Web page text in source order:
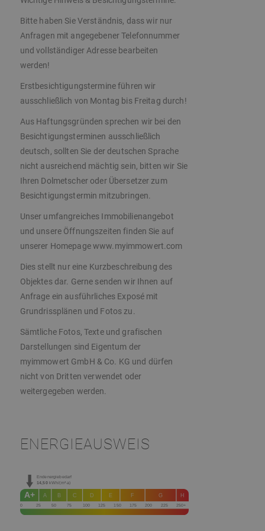
Bitte haben Sie Verständnis, dass wir nur
Anfragen mit angegebener Telefonnummer
und vollständiger Adresse bearbeiten
werden!
Erstbesichtigungstermine führen wir
ausschließlich von Montag bis Freitag durch!
Aus Haftungsgründen sprechen wir bei den
Besichtigungsterminen ausschließlich
deutsch, sollten Sie der deutschen Sprache
nicht ausreichend mächtig sein, bitten wir Sie
Ihren Dolmetscher oder Übersetzer zum
Besichtigungstermin mitzubringen.
Unser umfangreiches Immobilienangebot
und unsere Öffnungszeiten finden Sie auf
unserer Homepage www.myimmowert.com
Dies stellt nur eine Kurzbeschreibung des
Objektes dar. Gerne senden wir Ihnen auf
Anfrage ein ausführliches Exposé mit
Grundrissplänen und Fotos zu.
Sämtliche Fotos, Texte und grafischen
Darstellungen sind Eigentum der
myimmowert GmbH & Co. KG und dürfen
nicht von Dritten verwendet oder
weitergegeben werden.
ENERGIEAUSWEIS
0 25 50 75 100 125 150 175 200 225 250+
H
G
F
E
D
C
B
A
A+
Endenergiebedarf
14,50kWh/(m²·a)